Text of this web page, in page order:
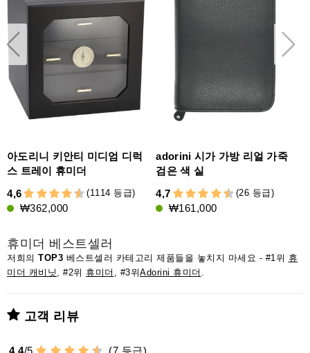
아도리니 키안티 미디엄 디럭
스 트레이 휴미더
4,6
(1114 등급)
₩362,000
adorini 시가 가방 리얼 가죽
검은 색 실
4,7
(26 등급)
₩161,000
휴미더 베스트셀러
저희의 TOP3 베스트셀러 카테고리 제품들을 놓치지 마세요 - #1위 휴
미더 캐비닛 , #2위 휴미더 , #3위Adorini 휴미더 .
고객 리뷰